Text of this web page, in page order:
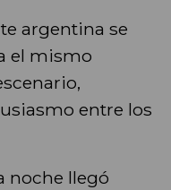
argentina se
el mismo
entre los
noche llegó